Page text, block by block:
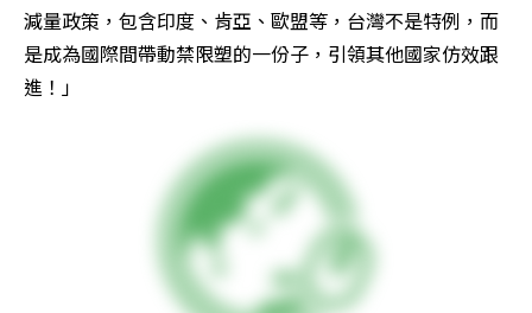
減量政策，包含印度、肯亞、歐盟等，台灣不是特例，而
是成為國際間帶動禁限塑的一份子，引領其他國家仿效跟
進！」